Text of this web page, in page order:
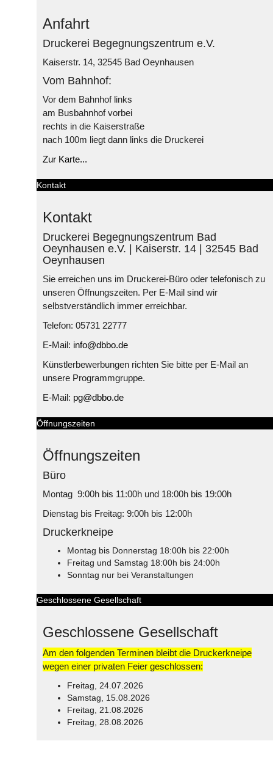
Anfahrt
Druckerei Begegnungszentrum e.V.
Kaiserstr. 14, 32545 Bad Oeynhausen
Vom Bahnhof:
Vor dem Bahnhof links
am Busbahnhof vorbei
rechts in die Kaiserstraße
nach 100m liegt dann links die Druckerei
Zur Karte...
Kontakt
Kontakt
Druckerei Begegnungszentrum Bad
Oeynhausen e.V. | Kaiserstr. 14 | 32545 Bad
Oeynhausen
Sie erreichen uns im Druckerei-Büro oder telefonisch zu
unseren Öffnungszeiten. Per E-Mail sind wir
selbstverständlich immer erreichbar.
Telefon: 05731 22777
E-Mail: info@dbbo.de
Künstlerbewerbungen richten Sie bitte per E-Mail an
unsere Programmgruppe.
E-Mail: pg@dbbo.de
Öffnungszeiten
Öffnungszeiten
Büro
Montag 9:00h bis 11:00h und 18:00h bis 19:00h
Dienstag bis Freitag: 9:00h bis 12:00h
Druckerkneipe
Montag bis Donnerstag 18:00h bis 22:00h
Freitag und Samstag 18:00h bis 24:00h
Sonntag nur bei Veranstaltungen
Geschlossene Gesellschaft
Geschlossene Gesellschaft
Am den folgenden Terminen bleibt die Druckerkneipe
wegen einer privaten Feier geschlossen:
Freitag, 24.07.2026
Samstag, 15.08.2026
Freitag, 21.08.2026
Freitag, 28.08.2026